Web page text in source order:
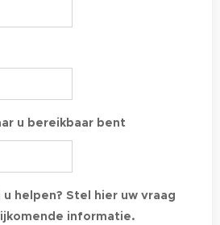
u bereikbaar bent
helpen? Stel hier uw vraag
informatie.